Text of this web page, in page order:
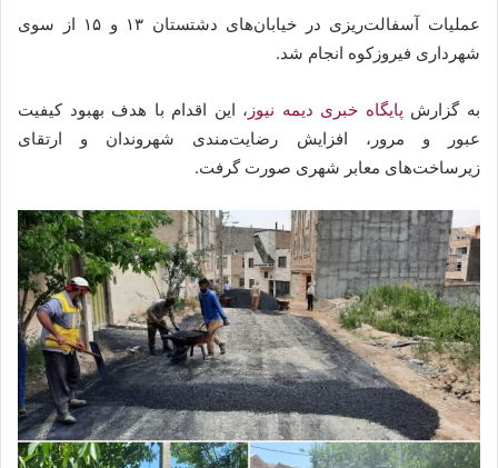
عملیات آسفالت‌ریزی در خیابان‌های دشتستان ۱۳ و ۱۵ از سوی
شهرداری فیروزکوه انجام شد.
به گزارش پایگاه خبری دیمه نیوز ، این اقدام با هدف بهبود کیفیت
عبور و مرور، افزایش رضایت‌مندی شهروندان و ارتقای
زیرساخت‌های معابر شهری صورت گرفت.